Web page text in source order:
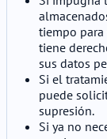
tiempo
tiene
sus datos
Si el
puede
supresión.
Si ya no